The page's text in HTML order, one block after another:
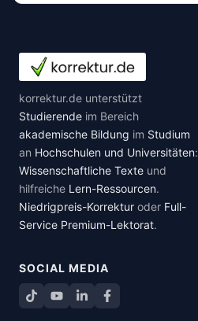
korrektur.de unterstützt
Studierende im Bereich
akademische Bildung im Studium
an Hochschulen und Universitäten:
Wissenschaftliche Texte und
hilfreiche Lern-Ressourcen.
Niedrigpreis-Korrektur oder Full-
Service Premium-Lektorat.
SOCIAL MEDIA
TikTokYouTube
LinkedInFacebook teilen